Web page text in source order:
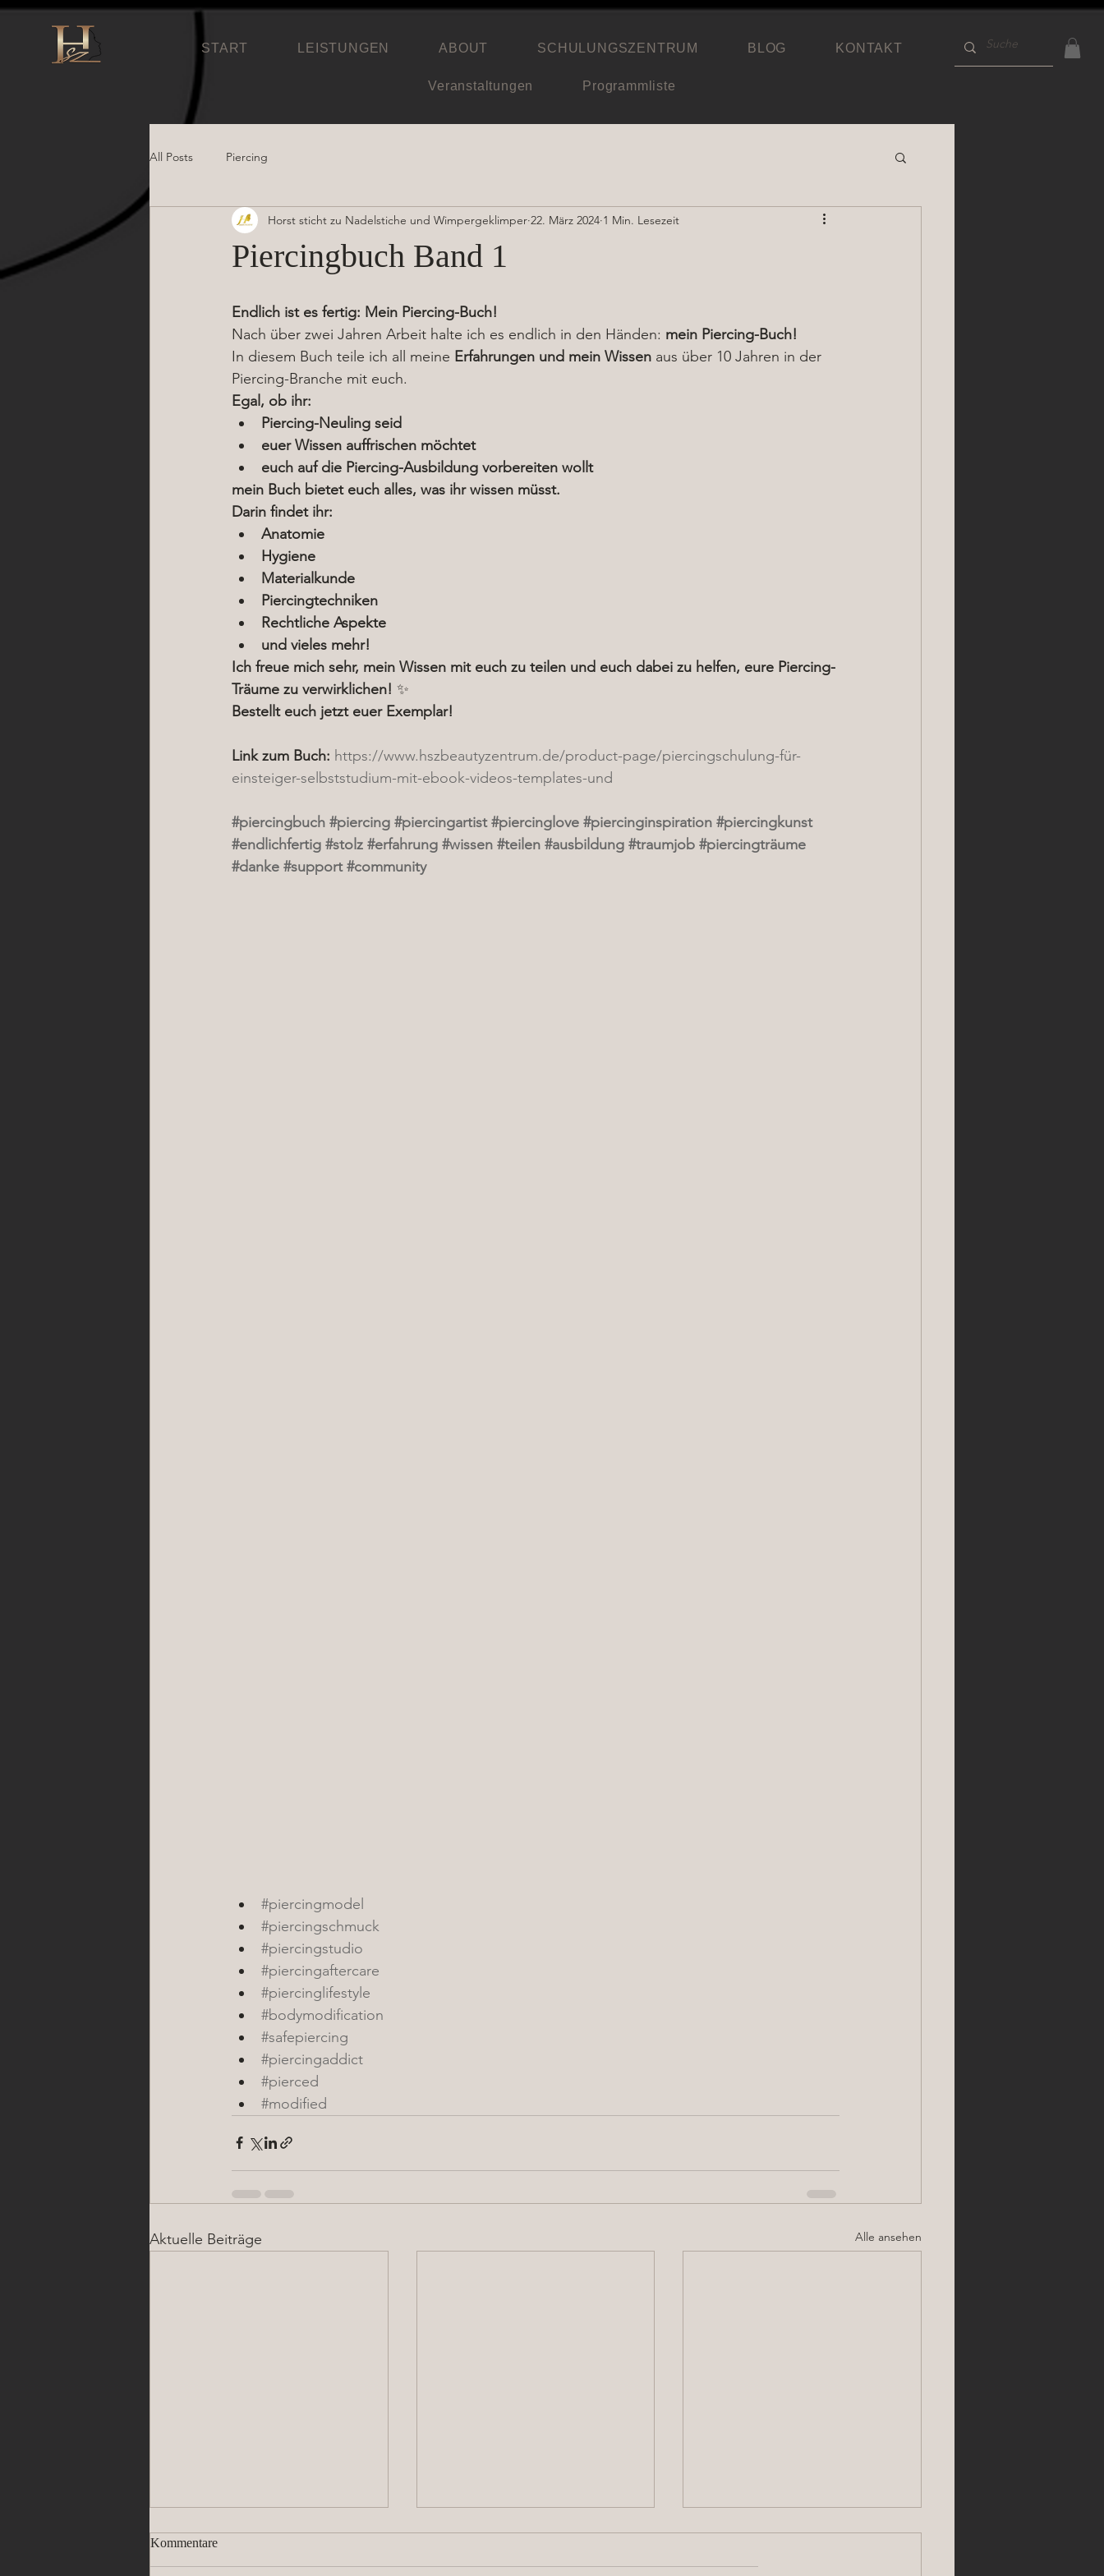
START LEISTUNGEN ABOUT SCHULUNGSZENTRUM BLOG KONTAKT
Veranstaltungen Programmliste
All Posts Piercing
Piercingbuch Band 1
Horst sticht zu Nadelstiche und Wimpergeklimper 22. März 2024 1 Min. Lesezeit
Endlich ist es fertig: Mein Piercing-Buch!
Nach über zwei Jahren Arbeit halte ich es endlich in den Händen: mein Piercing-Buch!
In diesem Buch teile ich all meine Erfahrungen und mein Wissen aus über 10 Jahren in der
Piercing-Branche mit euch.
Egal, ob ihr:
Piercing-Neuling seid
euer Wissen auffrischen möchtet
euch auf die Piercing-Ausbildung vorbereiten wollt
mein Buch bietet euch alles, was ihr wissen müsst.
Darin findet ihr:
Anatomie
Hygiene
Materialkunde
Piercingtechniken
Rechtliche Aspekte
und vieles mehr!
Ich freue mich sehr, mein Wissen mit euch zu teilen und euch dabei zu helfen, eure Piercing-
Träume zu verwirklichen! ✨
Bestellt euch jetzt euer Exemplar!
Link zum Buch: https://www.hszbeautyzentrum.de/product-page/piercingschulung-für-
einsteiger-selbststudium-mit-ebook-videos-templates-und
#piercingbuch #piercing #piercingartist #piercinglove #piercinginspiration #piercingkunst
#endlichfertig #stolz #erfahrung #wissen #teilen #ausbildung #traumjob #piercingträume
#danke #support #community
#piercingmodel
#piercingschmuck
#piercingstudio
#piercingaftercare
#piercinglifestyle
#bodymodification
#safepiercing
#piercingaddict
#pierced
#modified
Aktuelle Beiträge Alle ansehen
Mein neues Piercing Buch –
Band 2: Intimpiercings ist da! 📖
💗
Kommentare